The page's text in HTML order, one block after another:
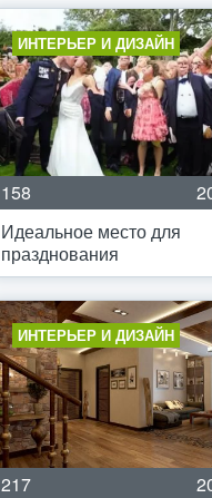
ИНТЕРЬЕР И ДИЗАЙН
158
Идеальное место для
празднования
ИНТЕРЬЕР И ДИЗАЙН
217